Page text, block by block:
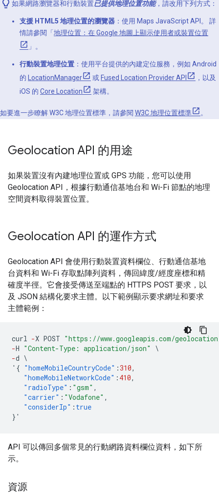
如果網路瀏覽器和行動裝置已提供地理位置功能，請改用下列方式：
支援 HTML5 地理位置的瀏覽器 ：使用 Maps JavaScript API。 詳
情請參閱「 地理位置：在 Google 地圖上顯示使用者或裝置位置
」。
行動裝置地理位置 ：使用平台提供的內建定位服務，例如 Android
的 LocationManager 或 Fused Location Provider API
，以及
iOS 的 Core Location 架構。
如要進一步瞭解 W3C 地理位置標準，請參閱 W3C 地理位置標準 。
Geolocation API 的用途
如果裝置沒有內建地理位置或 GPS 功能，您可以使用
Geolocation API，根據行動通信基地台和 Wi-Fi 節點的地理
空間資料取得裝置位置。
Geolocation API 的運作方式
Geolocation API 會使用行動裝置資料欄位、行動通信基地
台資料和 Wi-Fi 存取點陣列資料，傳回緯度/經度座標和精
確度半徑。它會接受傳送至端點的 HTTPS POST 要求，以
及 JSON 結構化要求主體。以下範例顯示要求網址和要求
主體範例：
curl -X POST "https://www.googleapis.com/
-H "Content-Type: application/json"
\
-d \
' { "homeMobileCountryCode" :310,
"homeMobileNetworkCode" : 410,
"radioType" : "gsm" ,
"carrier" : "Vodafone" ,
"considerIp" : true
} '
API 可以傳回多個常見的行動網路資料欄位資料，如下所
示。
資源